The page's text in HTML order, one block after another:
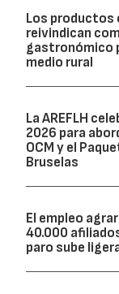
Los productos
reivindican
gastronómico
medio rural
La AREFLH
2026 para
OCM y el
Bruselas
El empleo
40.000
paro sube